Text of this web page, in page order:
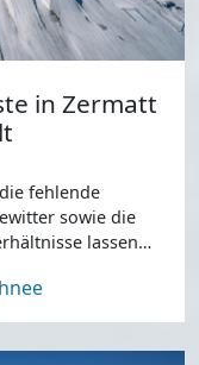
in Zermatt
fehlende
sowie die
lassen